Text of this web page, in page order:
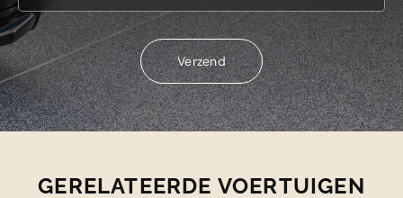
Verzend
Verzend
GERELATEERDE VOERTUIGEN